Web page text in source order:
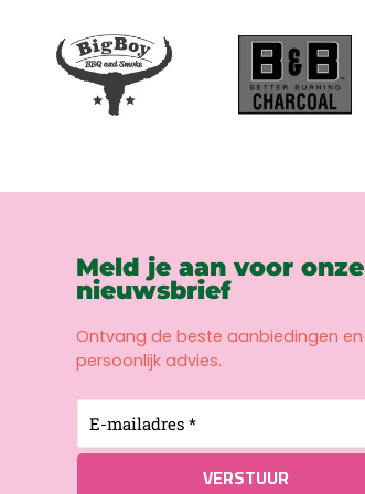
Meld je aan voor onze
nieuwsbrief
Ontvang de beste aanbiedingen en
persoonlijk advies.